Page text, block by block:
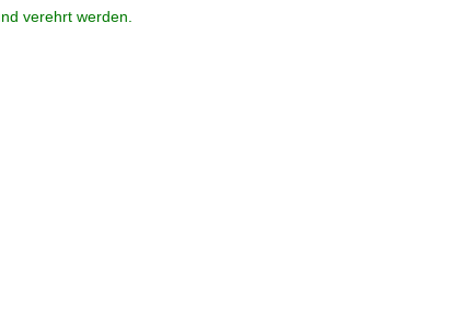
verehrt werden.